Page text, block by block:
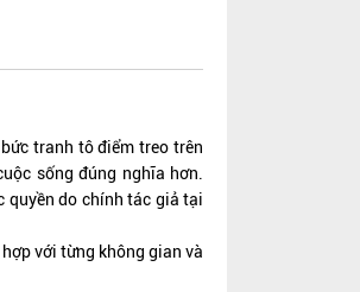
tranh tô điểm treo trên
sống đúng nghĩa hơn.
quyền do chính tác giả tại
với từng không gian và